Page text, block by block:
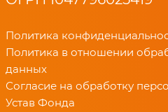
Политика
Политика в отношении
данных
Согласие на обработку
Устав Фонда